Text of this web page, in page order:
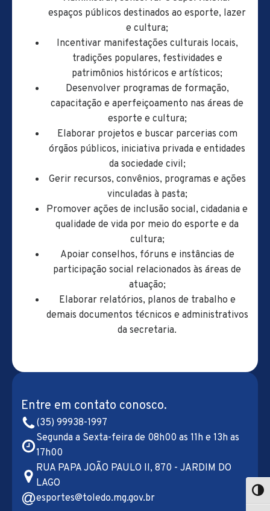
espaços públicos destinados ao esporte, lazer
e cultura;
Incentivar manifestações culturais locais,
tradições populares, festividades e
patrimônios históricos e artísticos;
Desenvolver programas de formação,
capacitação e aperfeiçoamento nas áreas de
esporte e cultura;
Elaborar projetos e buscar parcerias com
órgãos públicos, iniciativa privada e entidades
da sociedade civil;
Gerir recursos, convênios, programas e ações
vinculadas à pasta;
Promover ações de inclusão social, cidadania e
qualidade de vida por meio do esporte e da
cultura;
Apoiar conselhos, fóruns e instâncias de
participação social relacionados às áreas de
atuação;
Elaborar relatórios, planos de trabalho e
demais documentos técnicos e administrativos
da secretaria.
Entre em contato conosco.
(35) 99938-1997
Segunda a Sexta-feira de 08h00 as 11h e 13h as
17h00
RUA PAPA JOÃO PAULO II, 870 - JARDIM DO
LAGO
esportes@toledo.mg.gov.br